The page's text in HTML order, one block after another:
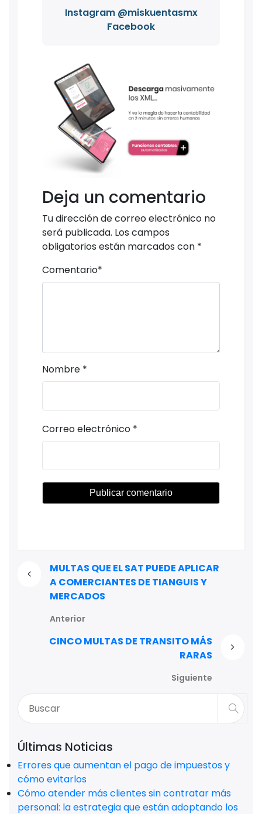
Instagram @miskuentasmx
Facebook
Deja un comentario
Tu dirección de correo electrónico no
será publicada. Los campos
obligatorios están marcados con *
Comentario*
Nombre *
Correo electrónico *
MULTAS QUE EL SAT PUEDE APLICAR
A COMERCIANTES DE TIANGUIS Y
MERCADOS
Anterior
CINCO MULTAS DE TRANSITO MÁS
RARAS
Siguiente
Últimas Noticias
Errores que aumentan el pago de impuestos y
cómo evitarlos
Cómo atender más clientes sin contratar más
personal: la estrategia que están adoptando los